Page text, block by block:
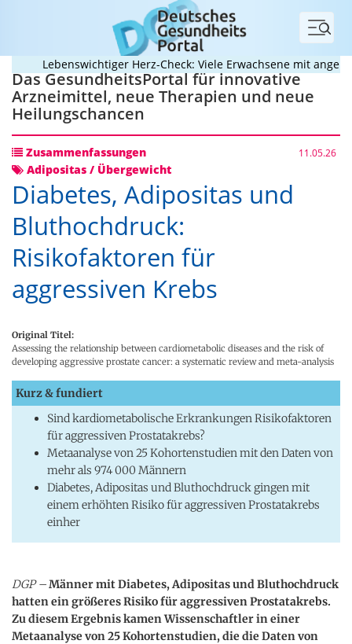
Menü
Lebenswichtiger Herz-Check: Viele Erwachsene mit
Das GesundheitsPortal für innovative
Arzneimittel, neue Therapien und neue
Heilungschancen
Zusammenfassungen 11.05.26
Adipositas / Übergewicht
Diabetes, Adipositas und
Bluthochdruck:
Risikofaktoren für
aggressiven Krebs
Original Titel:
Assessing the relationship between cardiometabolic diseases and the risk of
developing aggressive prostate cancer: a systematic review and meta-analysis
Kurz & fundiert
Sind kardiometabolische Erkrankungen Risikofaktoren
für aggressiven Prostatakrebs?
Metaanalyse von 25 Kohortenstudien mit den Daten von
mehr als 974 000 Männern
Diabetes, Adipositas und Bluthochdruck gingen mit
einem erhöhten Risiko für aggressiven Prostatakrebs
einher
DGP –Männer mit Diabetes, Adipositas und Bluthochdruck
hatten ein größeres Risiko für aggressiven Prostatakrebs.
Zu diesem Ergebnis kamen Wissenschaftler in einer
Metaanalyse von 25 Kohortenstudien, die die Daten von